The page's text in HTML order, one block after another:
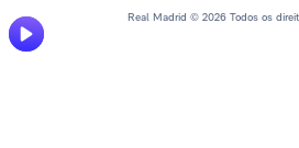
Real Madrid © 2026 Todos os